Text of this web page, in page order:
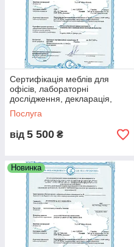
Сертифікація меблів для
офісів, лабораторні
дослідження, декларація,
протоколи випробувань,
сертифікати якості
Послуга
від 5 500 ₴
Новинка